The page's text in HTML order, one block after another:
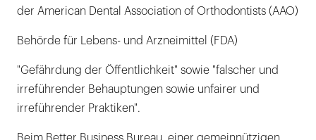
der American Dental Association of Orthodontists (AAO)
Behörde für Lebens- und Arzneimittel (FDA)
"Gefährdung der Öffentlichkeit" sowie "falscher und
irreführender Behauptungen sowie unfairer und
irreführender Praktiken".
Beim Better Business Bureau, einer gemeinnützigen